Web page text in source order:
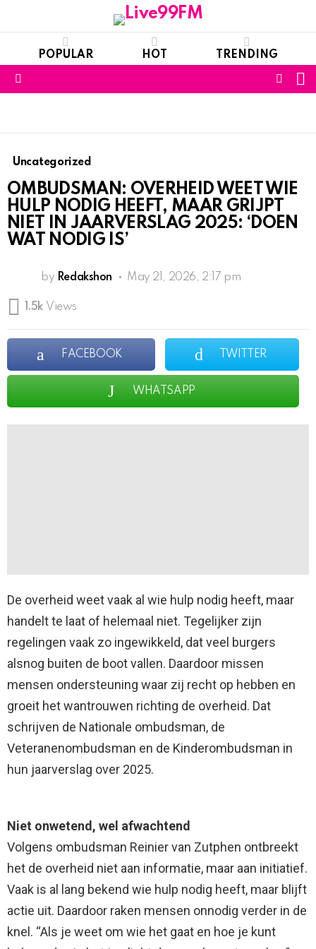
POPULAR HOT TRENDING
Uncategorized
OMBUDSMAN: OVERHEID WEET WIE
HULP NODIG HEEFT, MAAR GRIJPT
NIET IN JAARVERSLAG 2025: ‘DOEN
WAT NODIG IS’
by Redakshon May 21, 2026, 2:17 pm
1.5k Views
FACEBOOK TWITTER
WHATSAPP
De overheid weet vaak al wie hulp nodig heeft, maar
handelt te laat of helemaal niet. Tegelijker zijn
regelingen vaak zo ingewikkeld, dat veel burgers
alsnog buiten de boot vallen. Daardoor missen
mensen ondersteuning waar zij recht op hebben en
groeit het wantrouwen richting de overheid. Dat
schrijven de Nationale ombudsman, de
Veteranenombudsman en de Kinderombudsman in
hun jaarverslag over 2025.
Niet onwetend, wel afwachtend
Volgens ombudsman Reinier van Zutphen ontbreekt
het de overheid niet aan informatie, maar aan initiatief.
Vaak is al lang bekend wie hulp nodig heeft, maar blijft
actie uit. Daardoor raken mensen onnodig verder in de
knel. “Als je weet om wie het gaat en hoe je kunt